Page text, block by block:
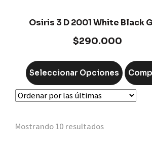
Osiris 3 D 2001 White Black
$290.000
Seleccionar Opciones
Mostrando 10 resultados